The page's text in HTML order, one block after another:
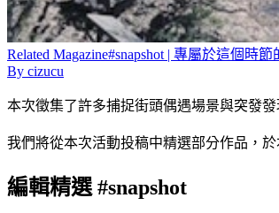
Related Magazine#snapshot | 專屬於這個時節
By cizucu
本次徵集了許多捕捉街頭偶遇場景與突發發
我們將從本次活動投稿中精選部分作品，
編輯精選 #snapshot